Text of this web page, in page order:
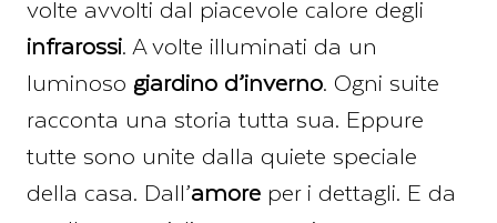
volte avvolti dal piacevole calore degli
infrarossi. A volte illuminati da un
luminoso giardino d’inverno. Ogni suite
racconta una storia tutta sua. Eppure
tutte sono unite dalla quiete speciale
della casa. Dall’amore per i dettagli. E da